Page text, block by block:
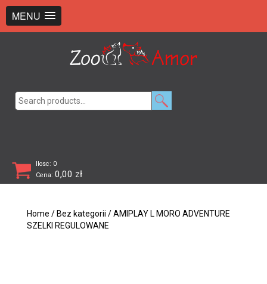
MENU
Ilosc: 0
Cena: 0,00 zł
Home / Bez kategorii / AMIPLAY L MORO ADVENTURE
SZELKI REGULOWANE